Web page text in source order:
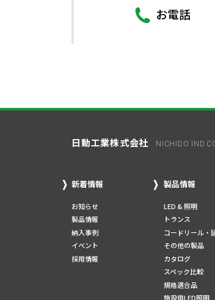
お電話
日動工業株式会社 NICHIDO
新着情報
お知らせ
製品情報
納入事例
イベント
採用情報
製品情報
LED & 照明
トランス
コードリール・
その他の製品
カタログ
スペック比較
規格適合品
施設用LED照明